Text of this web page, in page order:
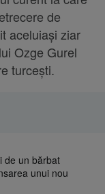
de
aceluiași ziar
Ozge Gurel
turcești.
de un bărbat
unui nou